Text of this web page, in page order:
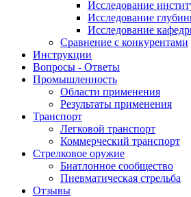
Исследование
Исследование
Исследование
Сравнение с конкурентами
Инструкции
Вопросы - Ответы
Промышленность
Области применения
Результаты применения
Транспорт
Легковой транспорт
Коммерческий транспорт
Стрелковое оружие
Биатлонное сообщество
Пневматическая стрельба
Отзывы